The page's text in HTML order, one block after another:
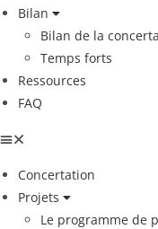
Bilan
Bilan de la
Temps forts
Ressources
FAQ
Concertation
Projets
Le programme de